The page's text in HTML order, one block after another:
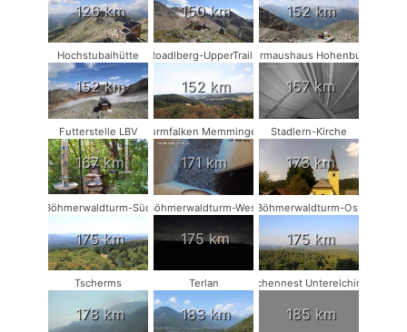
126 km 150 km 152 km
Hochstubaihütte
152 km
Roadlberg-UpperTrails
152 km
Fledermaushaus Hohenburg #2
157 km
Futterstelle LBV
167 km
Turmfalken Memmingen
171 km
Stadlern-Kirche
173 km
Böhmerwaldturm-Süd
175 km
Böhmerwaldturm-West
175 km
Böhmerwaldturm-Ost
175 km
Tscherms
178 km
Terlan
183 km
Storchennest Unterelchingen
185 km